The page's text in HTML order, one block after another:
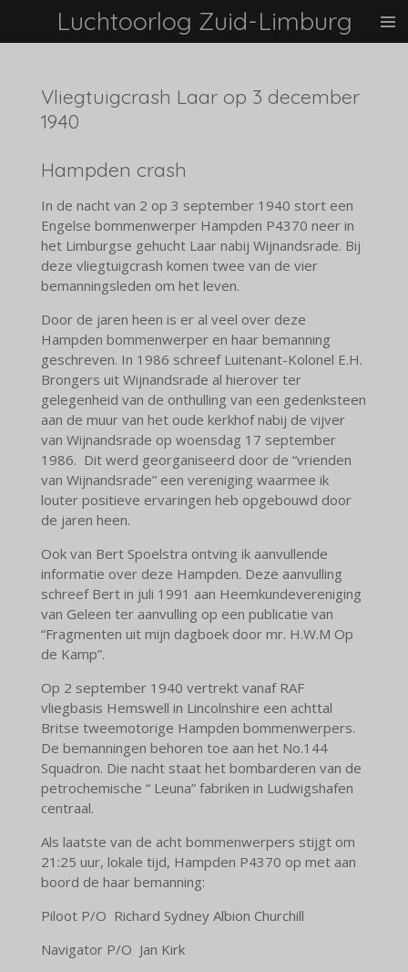
hoofdinhoud
Luchtoorlog Zuid-Limburg
Vliegtuigcrash Laar op 3 december
1940
Hampden crash
In de nacht van 2 op 3 september 1940 stort een
Engelse bommenwerper Hampden P4370 neer in
het Limburgse gehucht Laar nabij Wijnandsrade. Bij
deze vliegtuigcrash komen twee van de vier
bemanningsleden om het leven.
Door de jaren heen is er al veel over deze
Hampden bommenwerper en haar bemanning
geschreven. In 1986 schreef Luitenant-Kolonel E.H.
Brongers uit Wijnandsrade al hierover ter
gelegenheid van de onthulling van een gedenksteen
aan de muur van het oude kerkhof nabij de vijver
van Wijnandsrade op woensdag 17 september
1986. Dit werd georganiseerd door de “vrienden
van Wijnandsrade” een vereniging waarmee ik
louter positieve ervaringen heb opgebouwd door
de jaren heen.
Ook van Bert Spoelstra ontving ik aanvullende
informatie over deze Hampden. Deze aanvulling
schreef Bert in juli 1991 aan Heemkundevereniging
van Geleen ter aanvulling op een publicatie van
“Fragmenten uit mijn dagboek door mr. H.W.M Op
de Kamp”.
Op 2 september 1940 vertrekt vanaf RAF
vliegbasis Hemswell in Lincolnshire een achttal
Britse tweemotorige Hampden bommenwerpers.
De bemanningen behoren toe aan het No.144
Squadron. Die nacht staat het bombarderen van de
petrochemische “ Leuna” fabriken in Ludwigshafen
centraal.
Als laatste van de acht bommenwerpers stijgt om
21:25 uur, lokale tijd, Hampden P4370 op met aan
boord de haar bemanning:
Piloot P/O Richard Sydney Albion Churchill
Navigator P/O Jan Kirk